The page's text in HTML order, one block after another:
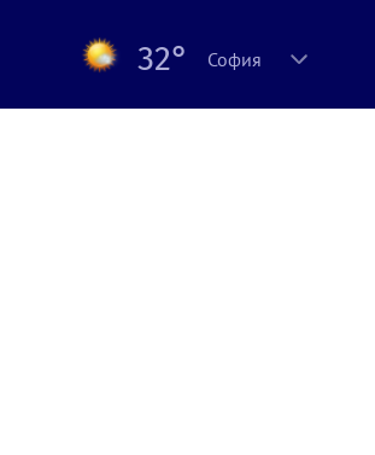
32° София